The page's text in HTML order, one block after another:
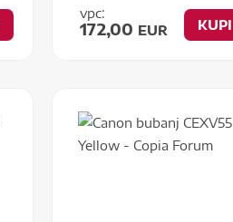
vpc:
172,00 EUR KUPI